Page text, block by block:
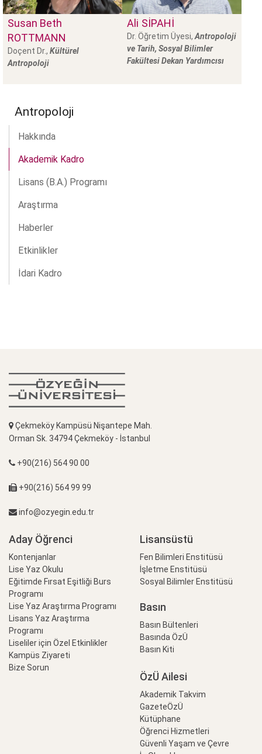
Susan Beth
ROTTMANN
Doçent Dr., Kültürel
Antropoloji
Ali SIPAHI
Dr. Öğretim Üyesi, Antropoloji
ve Tarih, Sosyal Bilimler
Fakültesi Dekan Yardımcısı
Antropoloji
Hakkında
Akademik Kadro
Lisans (B.A.) Programı
Araştırma
Haberler
Etkinlikler
İdari Kadro
Çekmeköy Kampüsü Nişantepe Mah.
Orman Sk. 34794 Çekmeköy - İstanbul
+90(216) 564 90 00
+90(216) 564 99 99
info@ozyegin.edu.tr
Aday Öğrenci
Kontenjanlar
Lise Yaz Okulu
Eğitimde Fırsat Eşitliği Burs
Programı
Lise Yaz Araştırma Programı
Lisans Yaz Araştırma
Programı
Liseliler için Özel Etkinlikler
Kampüs Ziyareti
Bize Sorun
Lisansüstü
Fen Bilimleri Enstitüsü
İşletme Enstitüsü
Sosyal Bilimler Enstitüsü
Basın
Basın Bültenleri
Basında ÖzÜ
Basın Kiti
ÖzÜ Ailesi
Akademik Takvim
GazeteÖzÜ
Kütüphane
Öğrenci Hizmetleri
Güvenli Yaşam ve Çevre